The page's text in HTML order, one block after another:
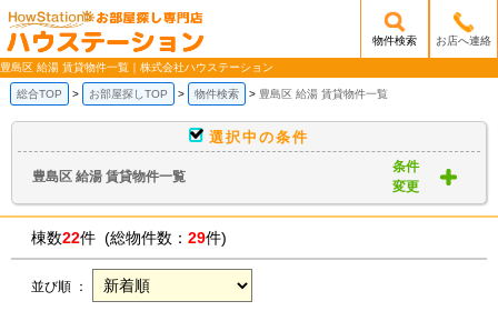
/mobile_img/head-logo.png
物件検索 お店へ連絡
豊島区 給湯 賃貸物件一覧｜株式会社ハウステーション
総合TOP お部屋探しTOP 物件検索 豊島区 給湯 賃貸物件一覧
選択中の条件
豊島区 給湯 賃貸物件一覧
条件
変更
棟数22件 (総物件数： 29件)
並び順 ：